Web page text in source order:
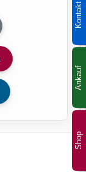
Shop
Kontakt
Ankauf